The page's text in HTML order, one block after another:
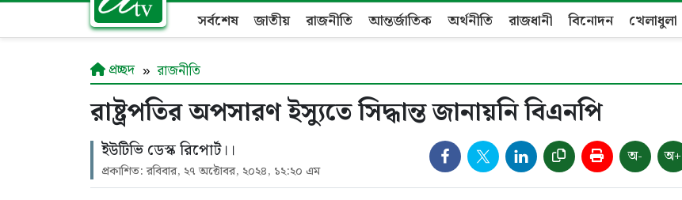
সর্বশেষ জাতীয় রাজনীতি আন্তর্জাতিক অর্থনীতি রাজধানী বিনোদন খেলাধুলা
প্রচ্ছদ রাজনীতি
রাষ্ট্রপতির অপসারণ ইস্যুতে সিদ্ধান্ত জানায়নি বিএনপি
ইউটিভি ডেস্ক রিপোর্ট।।
প্রকাশিত: রবিবার, ২৭ অক্টোবর, ২০২৪, ১২:২০ এম
অ- অ+